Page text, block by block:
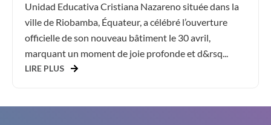
Unidad Educativa Cristiana Nazareno située dans la
ville de Riobamba, Équateur, a célébré l’ouverture
officielle de son nouveau bâtiment le 30 avril,
marquant un moment de joie profonde et d&rsq...
LIRE PLUS